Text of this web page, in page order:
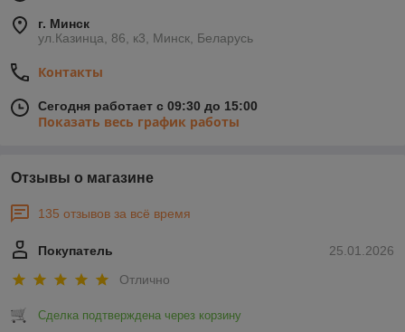
г. Минск
ул.Казинца, 86, к3, Минск, Беларусь
Контакты
Сегодня работает с 09:30 до 15:00
Показать весь график работы
Отзывы о магазине
135 отзывов за всё время
25.01.2026
Покупатель
Отлично
Сделка подтверждена через корзину